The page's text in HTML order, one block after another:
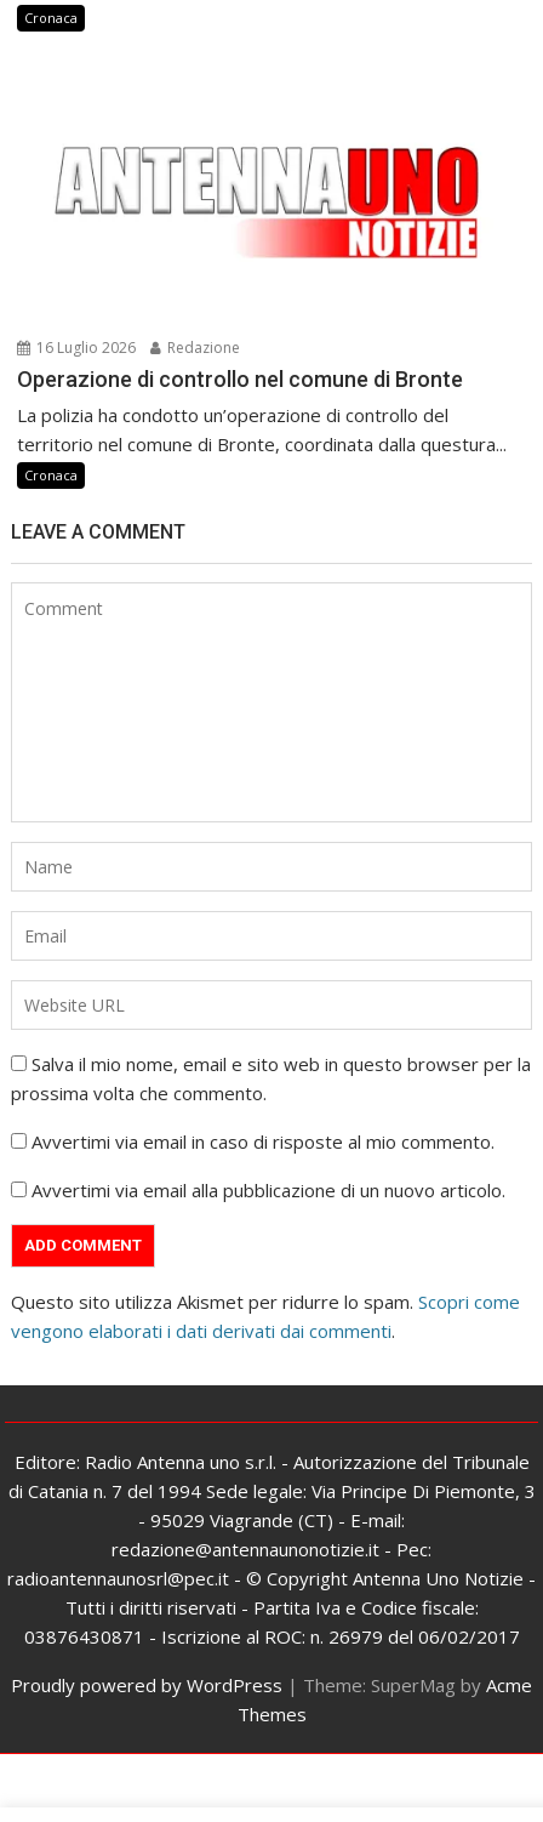
Cronaca
16 Luglio 2026 Redazione
Operazione di controllo nel comune di Bronte
La polizia ha condotto un’operazione di controllo del
territorio nel comune di Bronte, coordinata dalla questura...
Cronaca
LEAVE A COMMENT
Salva il mio nome, email e sito web in questo browser per la
prossima volta che commento.
Avvertimi via email in caso di risposte al mio commento.
Avvertimi via email alla pubblicazione di un nuovo articolo.
Questo sito utilizza Akismet per ridurre lo spam.Scopri come
vengono elaborati i dati derivati dai commenti.
Editore: Radio Antenna uno s.r.l. - Autorizzazione del Tribunale
di Catania n. 7 del 1994 Sede legale: Via Principe Di Piemonte, 3
- 95029 Viagrande (CT) - E-mail:
redazione@antennaunonotizie.it - Pec:
radioantennaunosrl@pec.it - © Copyright Antenna Uno Notizie -
Tutti i diritti riservati - Partita Iva e Codice fiscale:
03876430871 - Iscrizione al ROC: n. 26979 del 06/02/2017
Proudly powered by WordPress | Theme: SuperMag by Acme
Themes